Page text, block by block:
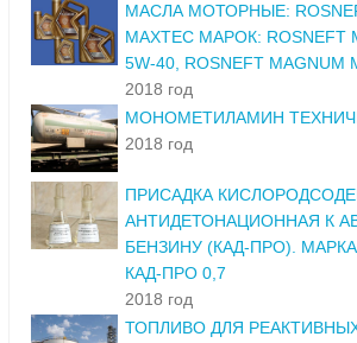
МАСЛА МОТОРНЫЕ:
MAXTEC МАРОК: ROSNEFT
5W-40, ROSNEFT MAGNUM
2018 год
МОНОМЕТИЛАМИН
2018 год
ПРИСАДКА
АНТИДЕТОНАЦИОННАЯ К
БЕНЗИНУ (КАД-ПРО).
КАД-ПРО 0,7
2018 год
ТОПЛИВО ДЛЯ